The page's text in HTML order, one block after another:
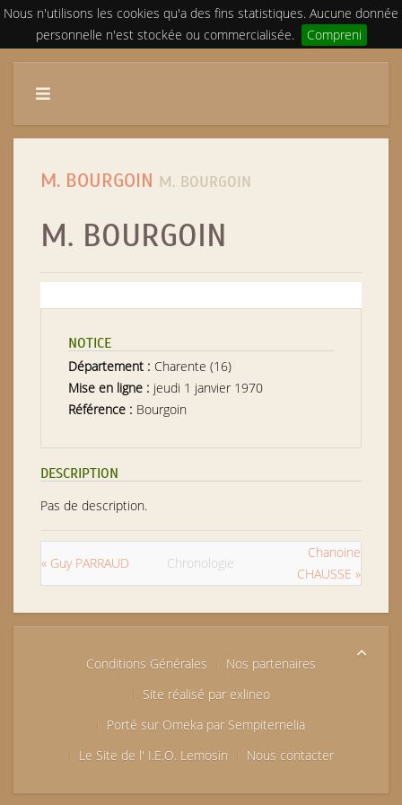
Nous n'utilisons les cookies qu'a des fins statistiques. Aucune donnée
personnelle n'est stockée ou commercialisée.
Compreni
M. BOURGOIN M. BOURGOIN
M. BOURGOIN
NOTICE
Département : Charente (16)
Mise en ligne : jeudi 1 janvier 1970
Référence : Bourgoin
DESCRIPTION
Pas de description.
« Guy PARRAUD Chronologie
Chanoine
CHAUSSE »
Conditions Générales
Nos partenaires
Site réalisé par exlineo
Porté sur Omeka par Sempiternelia
Le Site de l' I.E.O. Lemosin
Nous contacter